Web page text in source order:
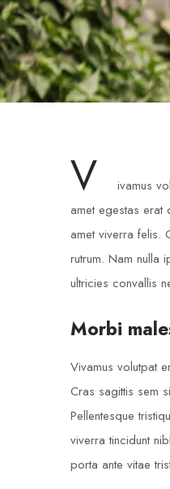
V
ivamus
amet egestas erat
amet viverra felis.
rutrum. Nam nulla
ultricies convallis
Morbi
Vivamus volutpat
Cras sagittis sem
Pellentesque
viverra tincidunt
porta ante vitae